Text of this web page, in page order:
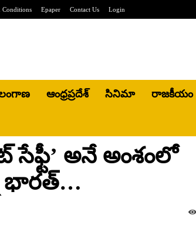
Conditions Epaper Contact Us Login
ఆంధ్రప్రదేశ్ సినిమా రాజకీయం
సేఫ్టీ’ అనే అంశంలో
భారత్…